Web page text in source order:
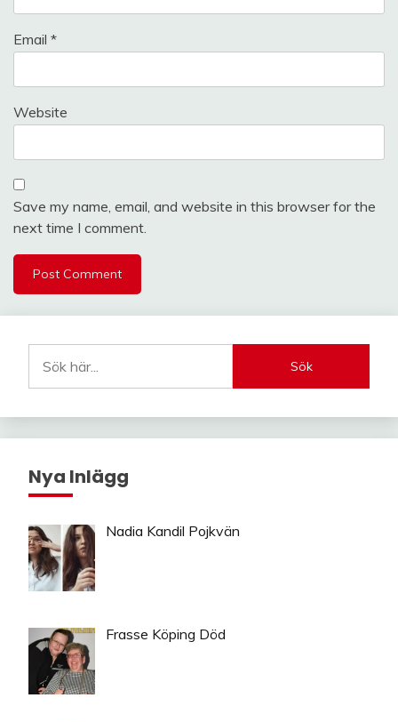
Email *
Website
Save my name, email, and website in this browser for the
next time I comment.
Sök
Nya Inlägg
Nadia Kandil Pojkvän
Frasse Köping Död